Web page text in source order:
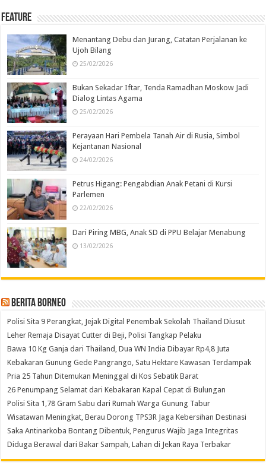
Feature
Menantang Debu dan Jurang, Catatan Perjalanan ke
Ujoh Bilang
25/02/2026
Bukan Sekadar Iftar, Tenda Ramadhan Moskow Jadi
Dialog Lintas Agama
25/02/2026
Perayaan Hari Pembela Tanah Air di Rusia, Simbol
Kejantanan Nasional
24/02/2026
Petrus Higang: Pengabdian Anak Petani di Kursi
Parlemen
22/02/2026
Dari Piring MBG, Anak SD di PPU Belajar Menabung
13/02/2026
Berita Borneo
Polisi Sita 9 Perangkat, Jejak Digital Penembak Sekolah Thailand Diusut
Leher Remaja Disayat Cutter di Beji, Polisi Tangkap Pelaku
Bawa 10 Kg Ganja dari Thailand, Dua WN India Dibayar Rp4,8 Juta
Kebakaran Gunung Gede Pangrango, Satu Hektare Kawasan Terdampak
Pria 25 Tahun Ditemukan Meninggal di Kos Sebatik Barat
26 Penumpang Selamat dari Kebakaran Kapal Cepat di Bulungan
Polisi Sita 1,78 Gram Sabu dari Rumah Warga Gunung Tabur
Wisatawan Meningkat, Berau Dorong TPS3R Jaga Kebersihan Destinasi
Saka Antinarkoba Bontang Dibentuk, Pengurus Wajib Jaga Integritas
Diduga Berawal dari Bakar Sampah, Lahan di Jekan Raya Terbakar